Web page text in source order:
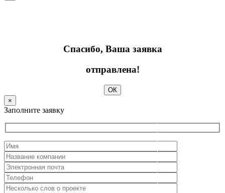
Спасибо, Ваша заявка
отправлена!
ОК
×
Заполните заявку